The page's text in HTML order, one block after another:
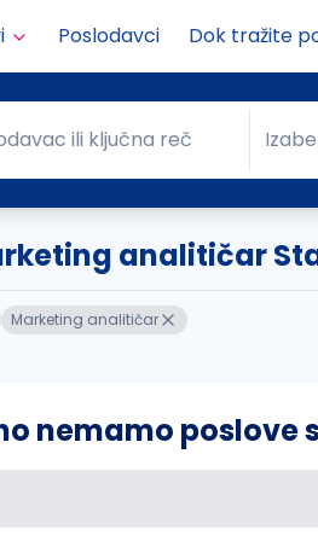
Poslodavci Dok tražite
ili ključna reč
ili ključna reč Grad
analitičar
Marketing analitičar
nemamo poslove